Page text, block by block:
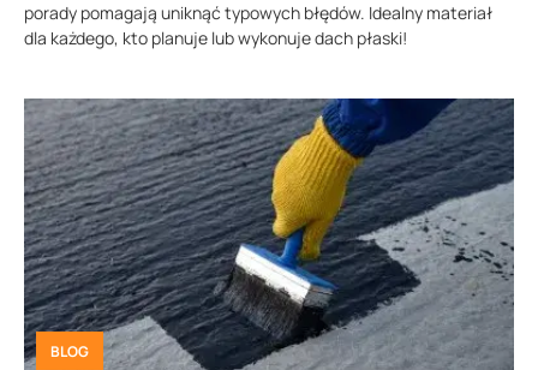
porady pomagają uniknąć typowych błędów. Idealny materiał
dla każdego, kto planuje lub wykonuje dach płaski!
BLOG